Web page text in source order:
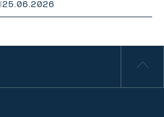
|25.06.2026